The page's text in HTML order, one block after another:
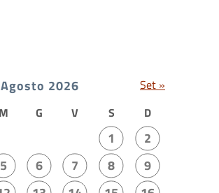
Agosto 2026
M G V S D
1
2
5 6 7 8
9
Set »